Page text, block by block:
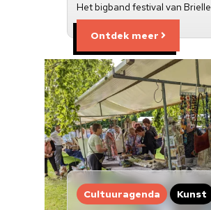
Het bigband festival van Brielle
Ontdek meer
Cultuuragenda Kunst